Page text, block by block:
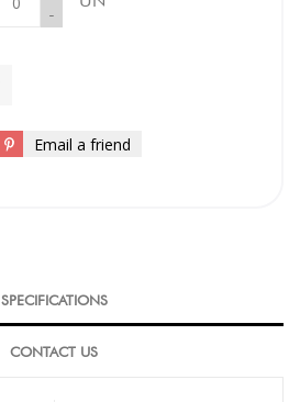
-
Email a friend
SPECIFICATIONS
CONTACT US